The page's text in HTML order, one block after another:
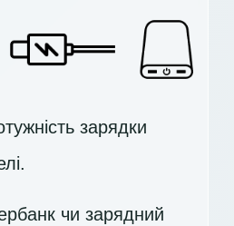
зарядки
чи зарядний